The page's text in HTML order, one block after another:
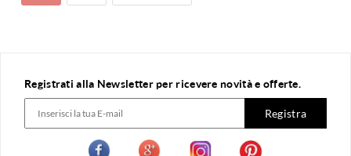
Registrati alla Newsletter per ricevere novità e offerte.
Registra